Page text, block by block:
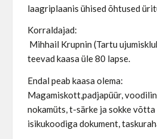
laagriplaanis ühised õhtused
Korraldajad:
Mihhail Krupnin (Tartu
teevad kaasa üle 80 lapse.
Endal peab kaasa olema:
Magamiskott,padjapüür,
nokamüts, t-särke ja sokke
isikukoodiga dokument,